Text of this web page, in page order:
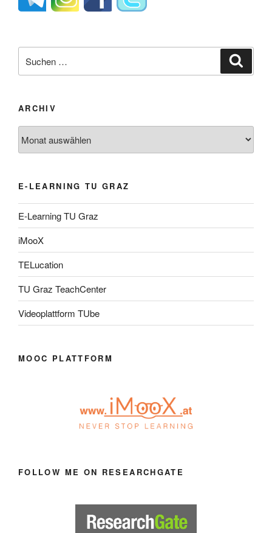
nach:
ARCHIV
E-LEARNING TU GRAZ
E-Learning TU Graz
iMooX
TELucation
TU Graz TeachCenter
Videoplattform TUbe
MOOC PLATTFORM
FOLLOW ME ON RESEARCHGATE